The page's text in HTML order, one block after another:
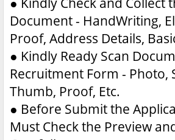
Document - HandWriting,
Proof, Address Details,
● Kindly Ready Scan
Recruitment Form - Photo,
Thumb, Proof, Etc.
● Before Submit the
Must Check the Preview